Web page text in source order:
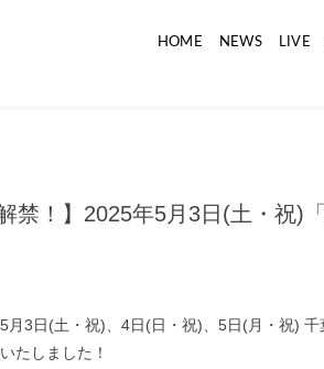
HOME NEWS LIVE
禁！】2025年5月3日(土・祝)
月3日(土・祝)、4日(日・祝)、5日(月・祝)
たしました！